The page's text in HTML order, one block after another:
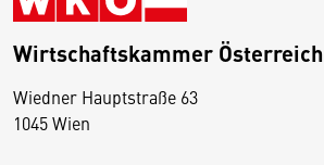
Wirtschaftskammer Österreich
Wiedner Hauptstraße 63
1045 Wien
D